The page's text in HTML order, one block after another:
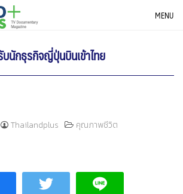
MENU
นักธุรกิจญี่ปุ่นบินเข้าไทย
Thailandplus คุณภาพชีวิต